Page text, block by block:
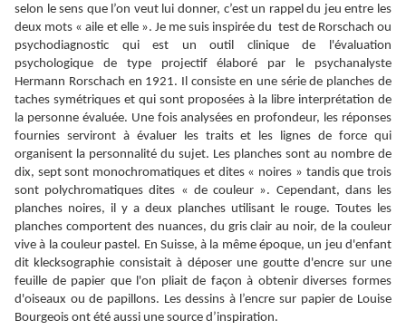
selon le sens que l’on veut lui donner, c’est un rappel du jeu entre les
deux mots « aile et elle ». Je me suis inspirée du test de Rorschach ou
psychodiagnostic qui est un outil clinique de l'évaluation
psychologique de type projectif élaboré par le psychanalyste
Hermann Rorschach en 1921. Il consiste en une série de planches de
taches symétriques et qui sont proposées à la libre interprétation de
la personne évaluée. Une fois analysées en profondeur, les réponses
fournies serviront à évaluer les traits et les lignes de force qui
organisent la personnalité du sujet. Les planches sont au nombre de
dix, sept sont monochromatiques et dites « noires » tandis que trois
sont polychromatiques dites « de couleur ». Cependant, dans les
planches noires, il y a deux planches utilisant le rouge. Toutes les
planches comportent des nuances, du gris clair au noir, de la couleur
vive à la couleur pastel. En Suisse, à la même époque, un jeu d'enfant
dit klecksographie consistait à déposer une goutte d'encre sur une
feuille de papier que l'on pliait de façon à obtenir diverses formes
d'oiseaux ou de papillons. Les dessins à l’encre sur papier de Louise
Bourgeois ont été aussi une source d’inspiration.